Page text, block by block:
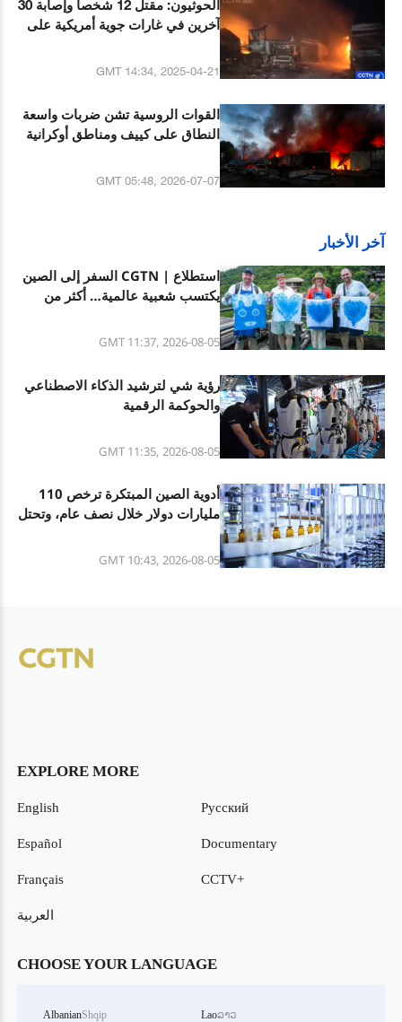
الحوثيون: مقتل 12 شخصا وإصابة 30
آخرين في غارات جوية أمريكية على
GMT 14:34, 2025-04-21
القوات الروسية تشن ضربات واسعة
النطاق على كييف ومناطق أوكرانية
ثلاث مصافي نفط روسية
GMT 05:48, 2026-07-07
آخر الأخبار
استطلاع | CGTN السفر إلى الصين
يكتسب شعبية عالمية… أكثر من
الاهتمام العالمي بالصين
GMT 11:37, 2026-08-05
رؤية شي لترشيد الذكاء الاصطناعي
والحوكمة الرقمية
GMT 11:35, 2026-08-05
أدوية الصين المبتكرة ترخص 110
مليارات دولار خلال نصف عام، وتحتل
GMT 10:43, 2026-08-05
EXPLORE MORE
English
Español
Français
العربية
Русский
Documentary
CCTV+
CHOOSE YOUR LANGUAGE
AlbanianShqip Laoລາວ